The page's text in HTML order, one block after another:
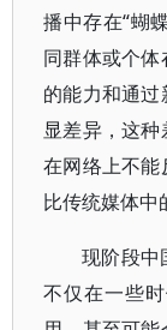
播中存在“蝴
同群体或个
的能力和通
显差异，这
在网络上不
比传统媒体中
现阶段中
不仅在一些